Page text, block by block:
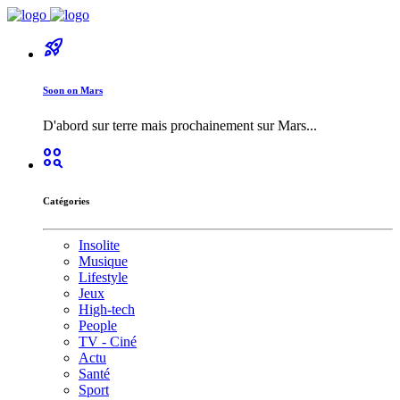
rocket_launch
Soon on Mars
D'abord sur terre mais prochainement sur Mars...
action_key
Catégories
Insolite
Musique
Lifestyle
Jeux
High-tech
People
TV - Ciné
Actu
Santé
Sport